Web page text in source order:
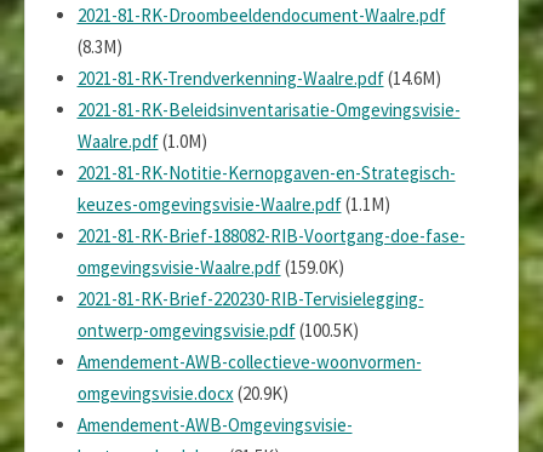
2021-81-RK-Droombeeldendocument-Waalre.pdf
(8.3M)
2021-81-RK-Trendverkenning-Waalre.pdf(14.6M)
2021-81-RK-Beleidsinventarisatie-Omgevingsvisie-
Waalre.pdf(1.0M)
2021-81-RK-Notitie-Kernopgaven-en-Strategisch-
keuzes-omgevingsvisie-Waalre.pdf(1.1M)
2021-81-RK-Brief-188082-RIB-Voortgang-doe-fase-
omgevingsvisie-Waalre.pdf(159.0K)
2021-81-RK-Brief-220230-RIB-Tervisielegging-
ontwerp-omgevingsvisie.pdf(100.5K)
Amendement-AWB-collectieve-woonvormen-
omgevingsvisie.docx (20.9K)
Amendement-AWB-Omgevingsvisie-